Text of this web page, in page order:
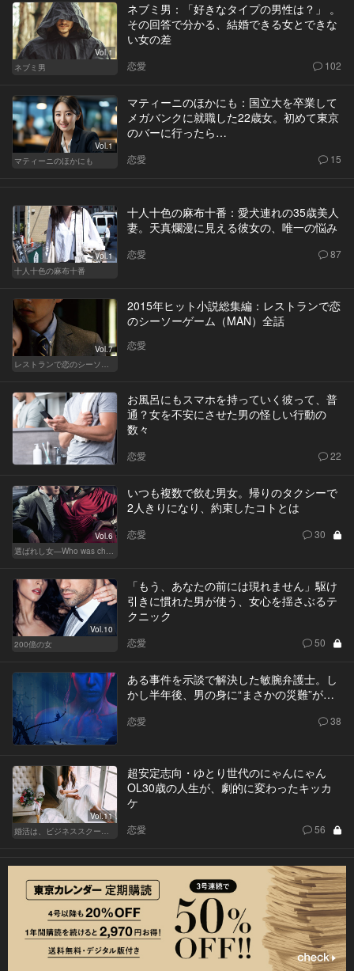
Vol.1
ネブミ男
ネブミ男：「好きなタイプの男性は？」 。
その回答で分かる、結婚できる女とできな
い女の差
恋愛 102
Vol.1
マティーニのほかにも
マティーニのほかにも：国立大を卒業して
メガバンクに就職した22歳女。初めて東京
のバーに行ったら…
恋愛 15
Vol.1
十人十色の麻布十番
十人十色の麻布十番：愛犬連れの35歳美人
妻。天真爛漫に見える彼女の、唯一の悩み
恋愛 87
Vol.7
レストランで恋のシーソーゲーム（MAN）
2015年ヒット小説総集編：レストランで恋
のシーソーゲーム（MAN）全話
恋愛
お風呂にもスマホを持っていく彼って、普
通？女を不安にさせた男の怪しい行動の
数々
恋愛 22
Vol.6
選ばれし女―Who was chosen？―
いつも複数で飲む男女。帰りのタクシーで
2人きりになり、約束したコトとは
恋愛 30
Vol.10
200億の女
「もう、あなたの前には現れません」駆け
引きに慣れた男が使う、女心を揺さぶるテ
クニック
恋愛 50
ある事件を示談で解決した敏腕弁護士。し
かし半年後、男の身に“まさかの災難”が…
恋愛 38
Vol.11
婚活は、ビジネススクールで！？
超安定志向・ゆとり世代のにゃんにゃん
OL30歳の人生が、劇的に変わったキッカ
ケ
恋愛 56